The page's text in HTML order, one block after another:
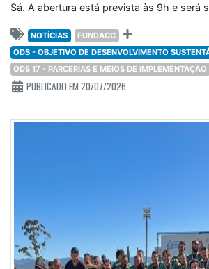
Sá. A abertura está prevista às 9h e será
NOTÍCIAS
FUNDACC
ODS - OBJETIVO DE DESENVOLVIMENTO
ODS 17 - PARCERIAS E MEIOS DE IMPLEMENTAÇÃO
PUBLICADO EM 20/07/2026